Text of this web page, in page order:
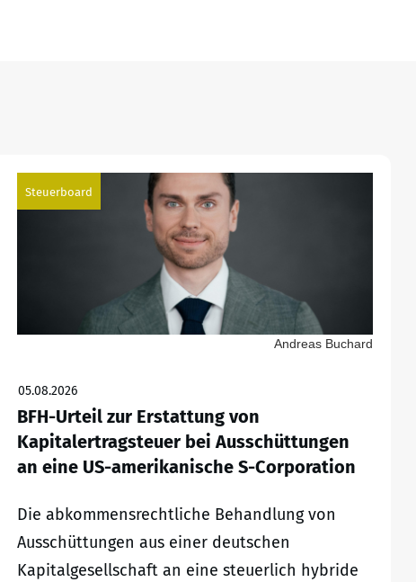
Steuerboard
Andreas Buchard
05.08.2026
BFH-Urteil zur Erstattung von
Kapitalertragsteuer bei Ausschüttungen
an eine US-amerikanische S-Corporation
Die abkommensrechtliche Behandlung von
Ausschüttungen aus einer deutschen
Kapitalgesellschaft an eine steuerlich hybride